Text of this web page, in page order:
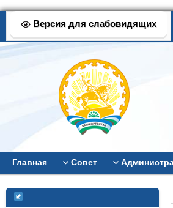
Версия для слабовидящих
Главная Совет